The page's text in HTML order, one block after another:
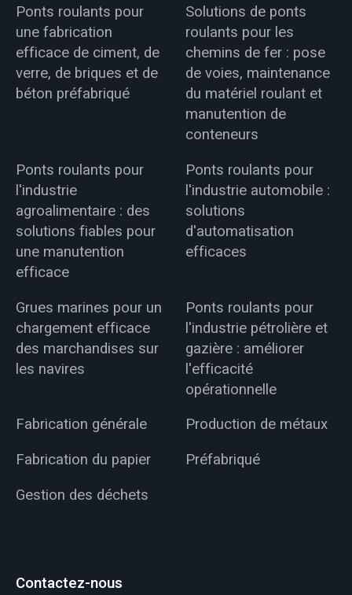
Ponts roulants pour
une fabrication
efficace de ciment, de
verre, de briques et de
béton préfabriqué
Solutions de ponts
roulants pour les
chemins de fer : pose
de voies, maintenance
du matériel roulant et
manutention de
conteneurs
Ponts roulants pour
l'industrie
agroalimentaire : des
solutions fiables pour
une manutention
efficace
Ponts roulants pour
l'industrie automobile :
solutions
d'automatisation
efficaces
Grues marines pour un
chargement efficace
des marchandises sur
les navires
Ponts roulants pour
l'industrie pétrolière et
gazière : améliorer
l'efficacité
opérationnelle
Fabrication générale
Production de métaux
Fabrication du papier
Préfabriqué
Gestion des déchets
Contactez-nous